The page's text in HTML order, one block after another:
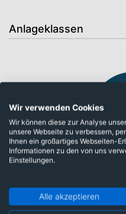
Anlageklassen
Länder
Wir verwenden Cookies
Wir können diese zur Analyse
unsere Webseite zu verbessern,
Ihnen ein großartiges Webseiten-
Informationen zu den von uns
Einstellungen.
Alle akzeptieren